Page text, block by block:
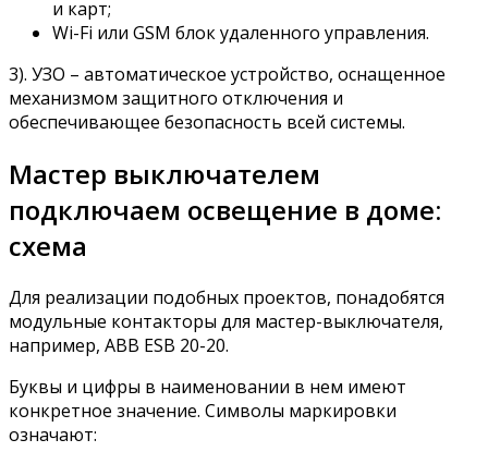
и карт;
Wi-Fi или GSM блок удаленного управления.
3). УЗО – автоматическое устройство, оснащенное
механизмом защитного отключения и
обеспечивающее безопасность всей системы.
Мастер выключателем
подключаем освещение в доме:
схема
Для реализации подобных проектов, понадобятся
модульные контакторы для мастер-выключателя,
например, АBB ЕSВ 20-20.
Буквы и цифры в наименовании в нем имеют
конкретное значение. Символы маркировки
означают: